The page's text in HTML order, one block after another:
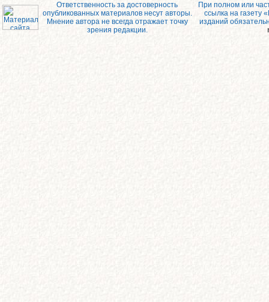
Ответственность за достоверность
опубликованных материалов несут авторы.
Мнение автора не всегда отражает точку
зрения редакции.
При полном или
ссылка на газету
изданий